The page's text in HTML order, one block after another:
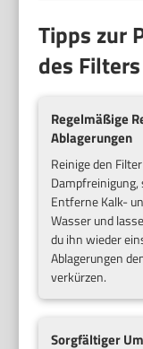
Tipps zur
des
Regelmäßige
Ablagerungen
Reinige den
Entferne Kalk-
Wasser und
du ihn wieder
Ablagerungen
verkürzen.
Sorgfältiger